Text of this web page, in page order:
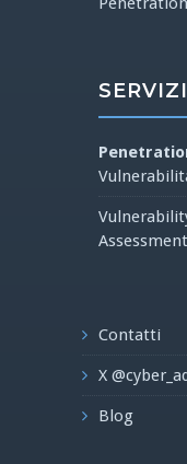
SERVIZI
Assessment
Contatti
X
Blog